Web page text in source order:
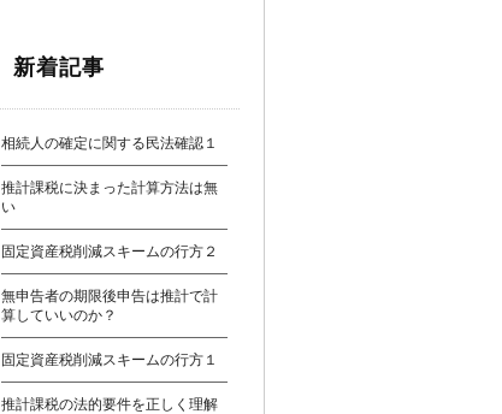
新着記事
相続人の確定に関する民法確認１
推計課税に決まった計算方法は無
い
固定資産税削減スキームの行方２
無申告者の期限後申告は推計で計
算していいのか？
固定資産税削減スキームの行方１
推計課税の法的要件を正しく理解